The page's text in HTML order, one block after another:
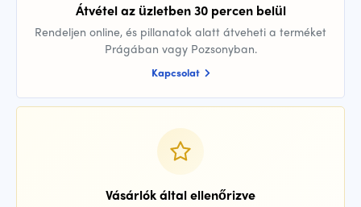
Átvétel az üzletben 30 percen belül
Rendeljen online, és pillanatok alatt átveheti a terméket
Prágában vagy Pozsonyban.
Kapcsolat
Vásárlók által ellenőrizve